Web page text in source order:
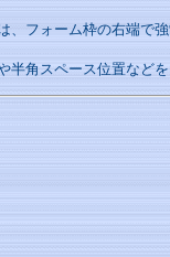
、フォーム枠の右端で強
半角スペース位置など